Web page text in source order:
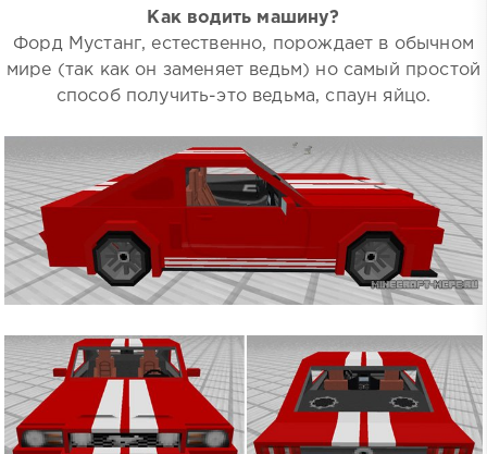
Как водить машину?
Форд Мустанг, естественно, порождает в обычном
мире (так как он заменяет ведьм) но самый простой
способ получить-это ведьма, спаун яйцо.